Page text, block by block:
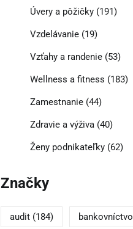
Úvery a pôžičky(191)
Vzdelávanie(19)
Vzťahy a randenie(53)
Wellness a fitness (183)
Zamestnanie(44)
Zdravie a výživa(40)
Ženy podnikateľky(62)
Značky
audit(184) bankovníctvo